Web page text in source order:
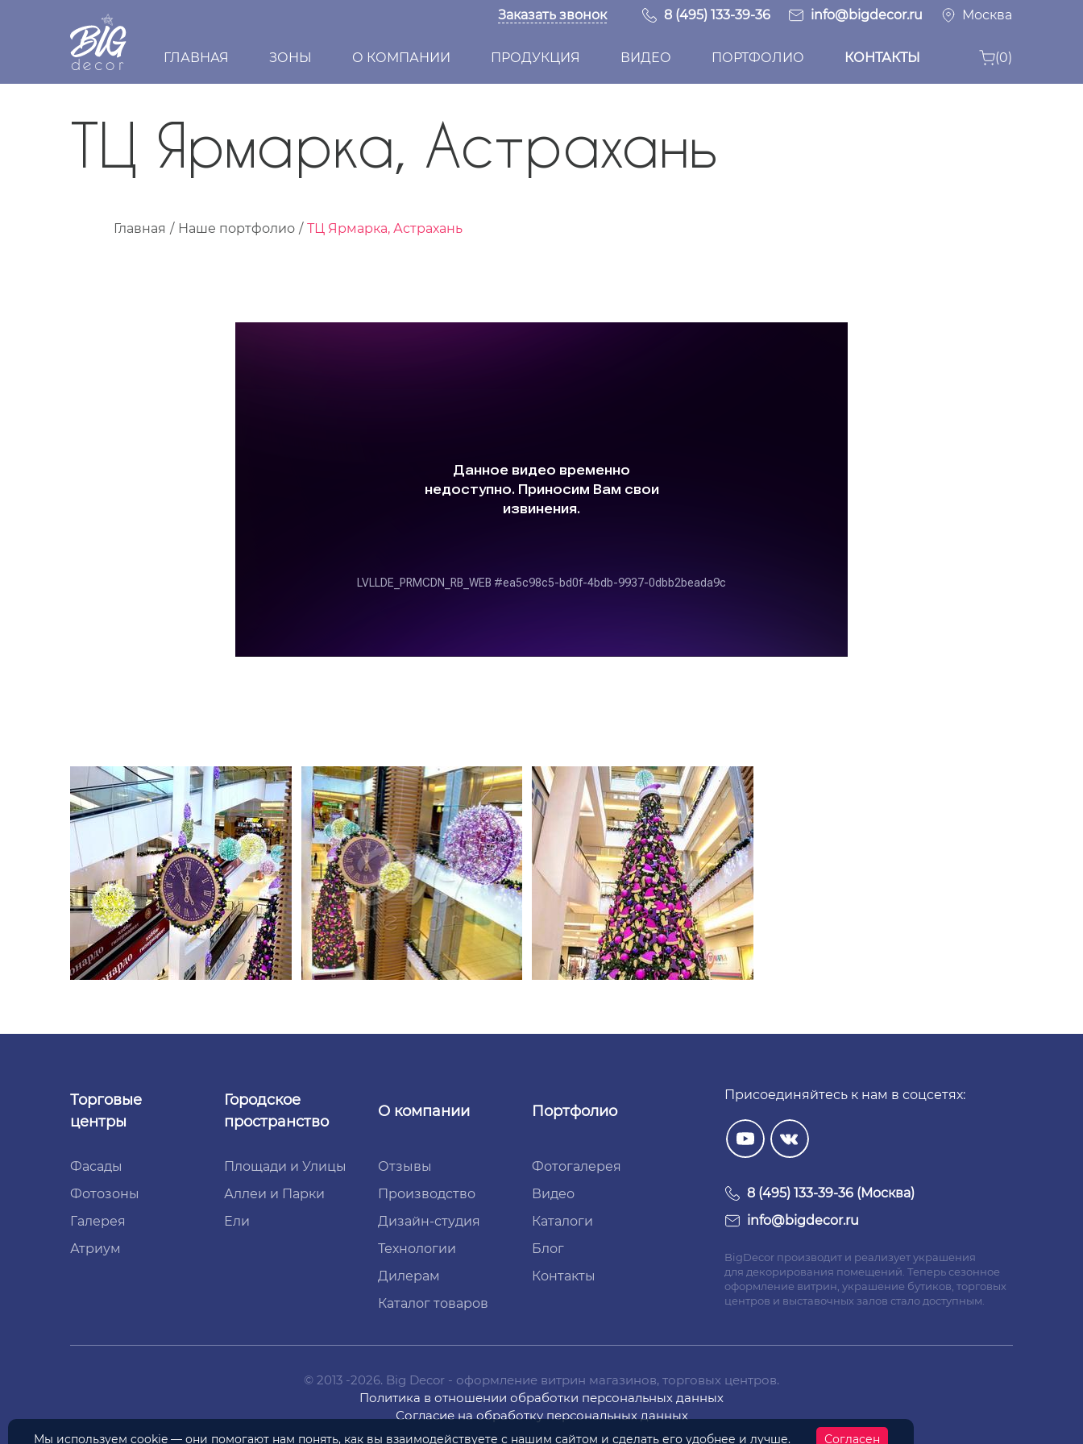
Заказать звонок 8 (495) 133-39-36 info@bigdecor.ru Москва
ГЛАВНАЯ ЗОНЫ О КОМПАНИИ ПРОДУКЦИЯ ВИДЕО ПОРТФОЛИО КОНТАКТЫ (0)
ТЦ Ярмарка, Астрахань
Главная Наше портфолио ТЦ Ярмарка, Астрахань
Торговые
центры
Фасады
Фотозоны
Галерея
Атриум
Городское
пространство
Площади и Улицы
Аллеи и Парки
Ели
О компании
Отзывы
Производство
Дизайн-студия
Технологии
Дилерам
Каталог товаров
Портфолио
Фотогалерея
Видео
Каталоги
Блог
Контакты
Присоединяйтесь к нам в соцсетях:
8 (495) 133-39-36 (Москва)
info@bigdecor.ru
BigDecor производит и реализует украшения
для декорирования помещений. Теперь сезонное
оформление витрин, украшение бутиков, торговых
центров и выставочных залов стало доступным.
© 2013 -2026. Big Decor - оформление витрин магазинов, торговых центров.
Политика в отношении обработки персональных данных
Согласие на обработку персональных данных
Мы используем cookie — они помогают нам понять, как вы взаимодействуете с нашим сайтом и сделать его удобнее и лучше. Согласен